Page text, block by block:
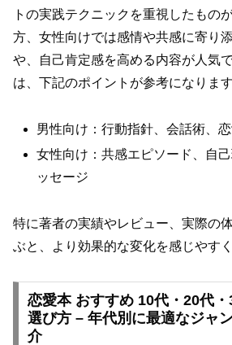
トの実践テクニックを重視したもの
方、女性向けでは感情や共感に寄り
や、自己肯定感を高める内容が人気
は、下記のポイントが参考になります
男性向け：行動指針、会話術、
女性向け：共感エピソード、自
ッセージ
特に著者の実績やレビュー、実際の
ぶと、より効果的な変化を感じやすく
恋愛本 おすすめ 10代・20代
選び方 – 年代別に最適なジャ
介